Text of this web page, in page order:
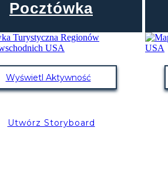
Pocztówka
Wyświetl Aktywność
Utwórz Storyboard